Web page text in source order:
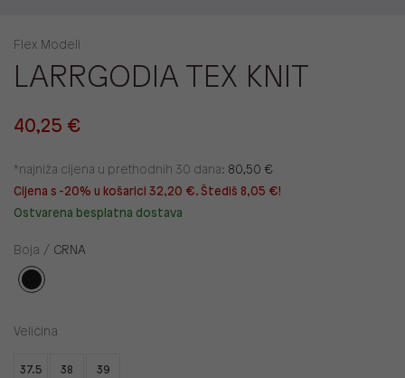
Flex Modeli
LARRGODIA TEX KNIT
40,25 €
*najniža cijena u prethodnih 30 dana: 80,50 €
Cijena s -20% u košarici 32,20 €. Štediš 8,05 €!
Ostvarena besplatna dostava
Boja / CRNA
Veličina
37.5 38 39